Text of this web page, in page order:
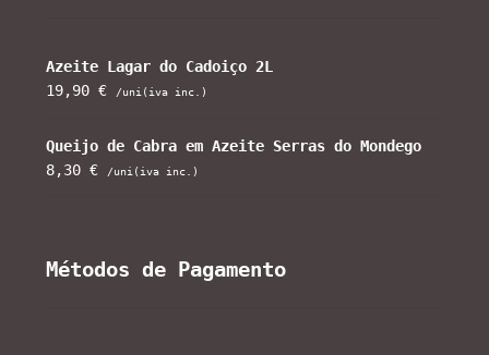
Azeite Lagar do Cadoiço 2L
19,90€ /uni(iva inc.)
Queijo de Cabra em Azeite Serras do Mondego
8,30€ /uni(iva inc.)
Métodos de Pagamento